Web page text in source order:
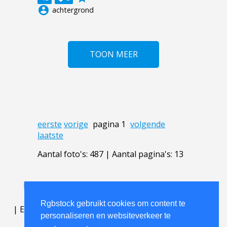
Rgbstock gebruikt cookies om content te
personaliseren en websiteverkeer te
account_circle achtergrond
TOON MEER
eerste vorige pagina 1 volgende
laatste
Aantal foto's: 487 | Aantal pagina's: 13
Lichttafel
| English|Deutsch|Español| Polski|Português
Nederlands|